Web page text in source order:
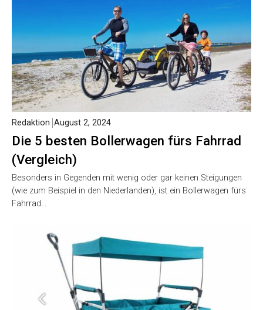
Die 5 besten Bollerwagen fürs Fahrrad
(Vergleich)
Redaktion August 2, 2024
Besonders in Gegenden mit wenig oder gar keinen Steigungen
(wie zum Beispiel in den Niederlanden), ist ein Bollerwagen fürs
Fahrrad…